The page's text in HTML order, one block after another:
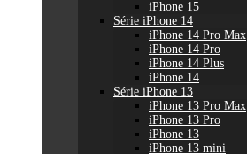
iPhone 15
Série iPhone 14
iPhone 14 Pro Max
iPhone 14 Pro
iPhone 14 Plus
iPhone 14
Série iPhone 13
iPhone 13 Pro Max
iPhone 13 Pro
iPhone 13
iPhone 13 mini